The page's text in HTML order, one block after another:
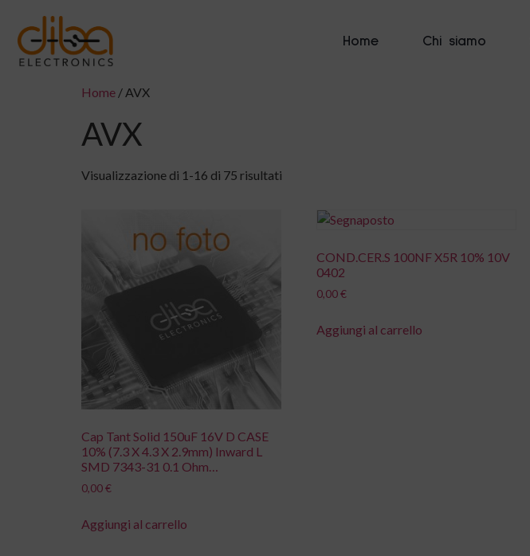
Home Chi siamo
Home / AVX
AVX
Visualizzazione di 1-16 di 75 risultati
Cap Tant Solid 150uF 16V D CASE
10% (7.3 X 4.3 X 2.9mm) Inward L
SMD 7343-31 0.1 Ohm…
0,00€
Aggiungi al carrello
COND.CER.S 100NF X5R 10% 10V
0402
0,00€
Aggiungi al carrello